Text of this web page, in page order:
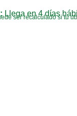
Llega en 4 días
ser recalculado si tu